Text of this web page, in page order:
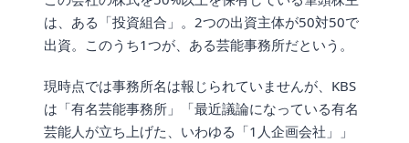
は、ある「投資組合」。2つの出資主体が50対50で
出資。このうち1つが、ある芸能事務所だという。
現時点では事務所名は報じられていませんが、KBS
は「有名芸能事務所」「最近議論になっている有名
芸能人が立ち上げた、いわゆる「1人企画会社」」